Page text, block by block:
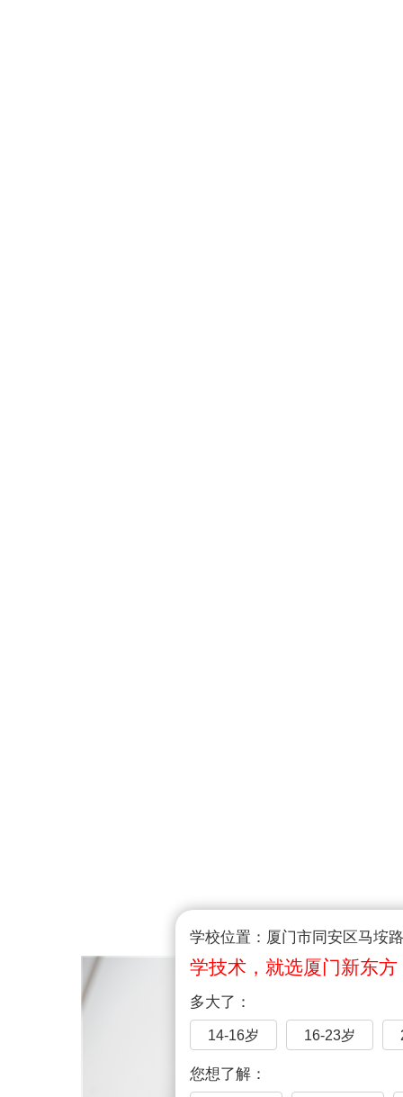
学校位置：厦门市同安区马垵
学技术，就选厦门新东方
多大了：
14-16岁 16-23岁
您想了解：